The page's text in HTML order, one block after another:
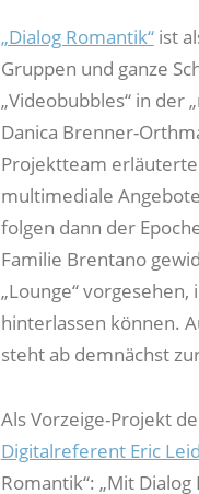
„Dialog Romantik“ist
Gruppen und ganze
„Videobubbles“ in der
Danica Brenner-
Projektteam
multimediale
folgen dann der
Familie Brentano
„Lounge“
hinterlassen können.
steht ab demnächst
Als Vorzeige-Projekt
Digitalreferent Eric
Romantik“: „Mit